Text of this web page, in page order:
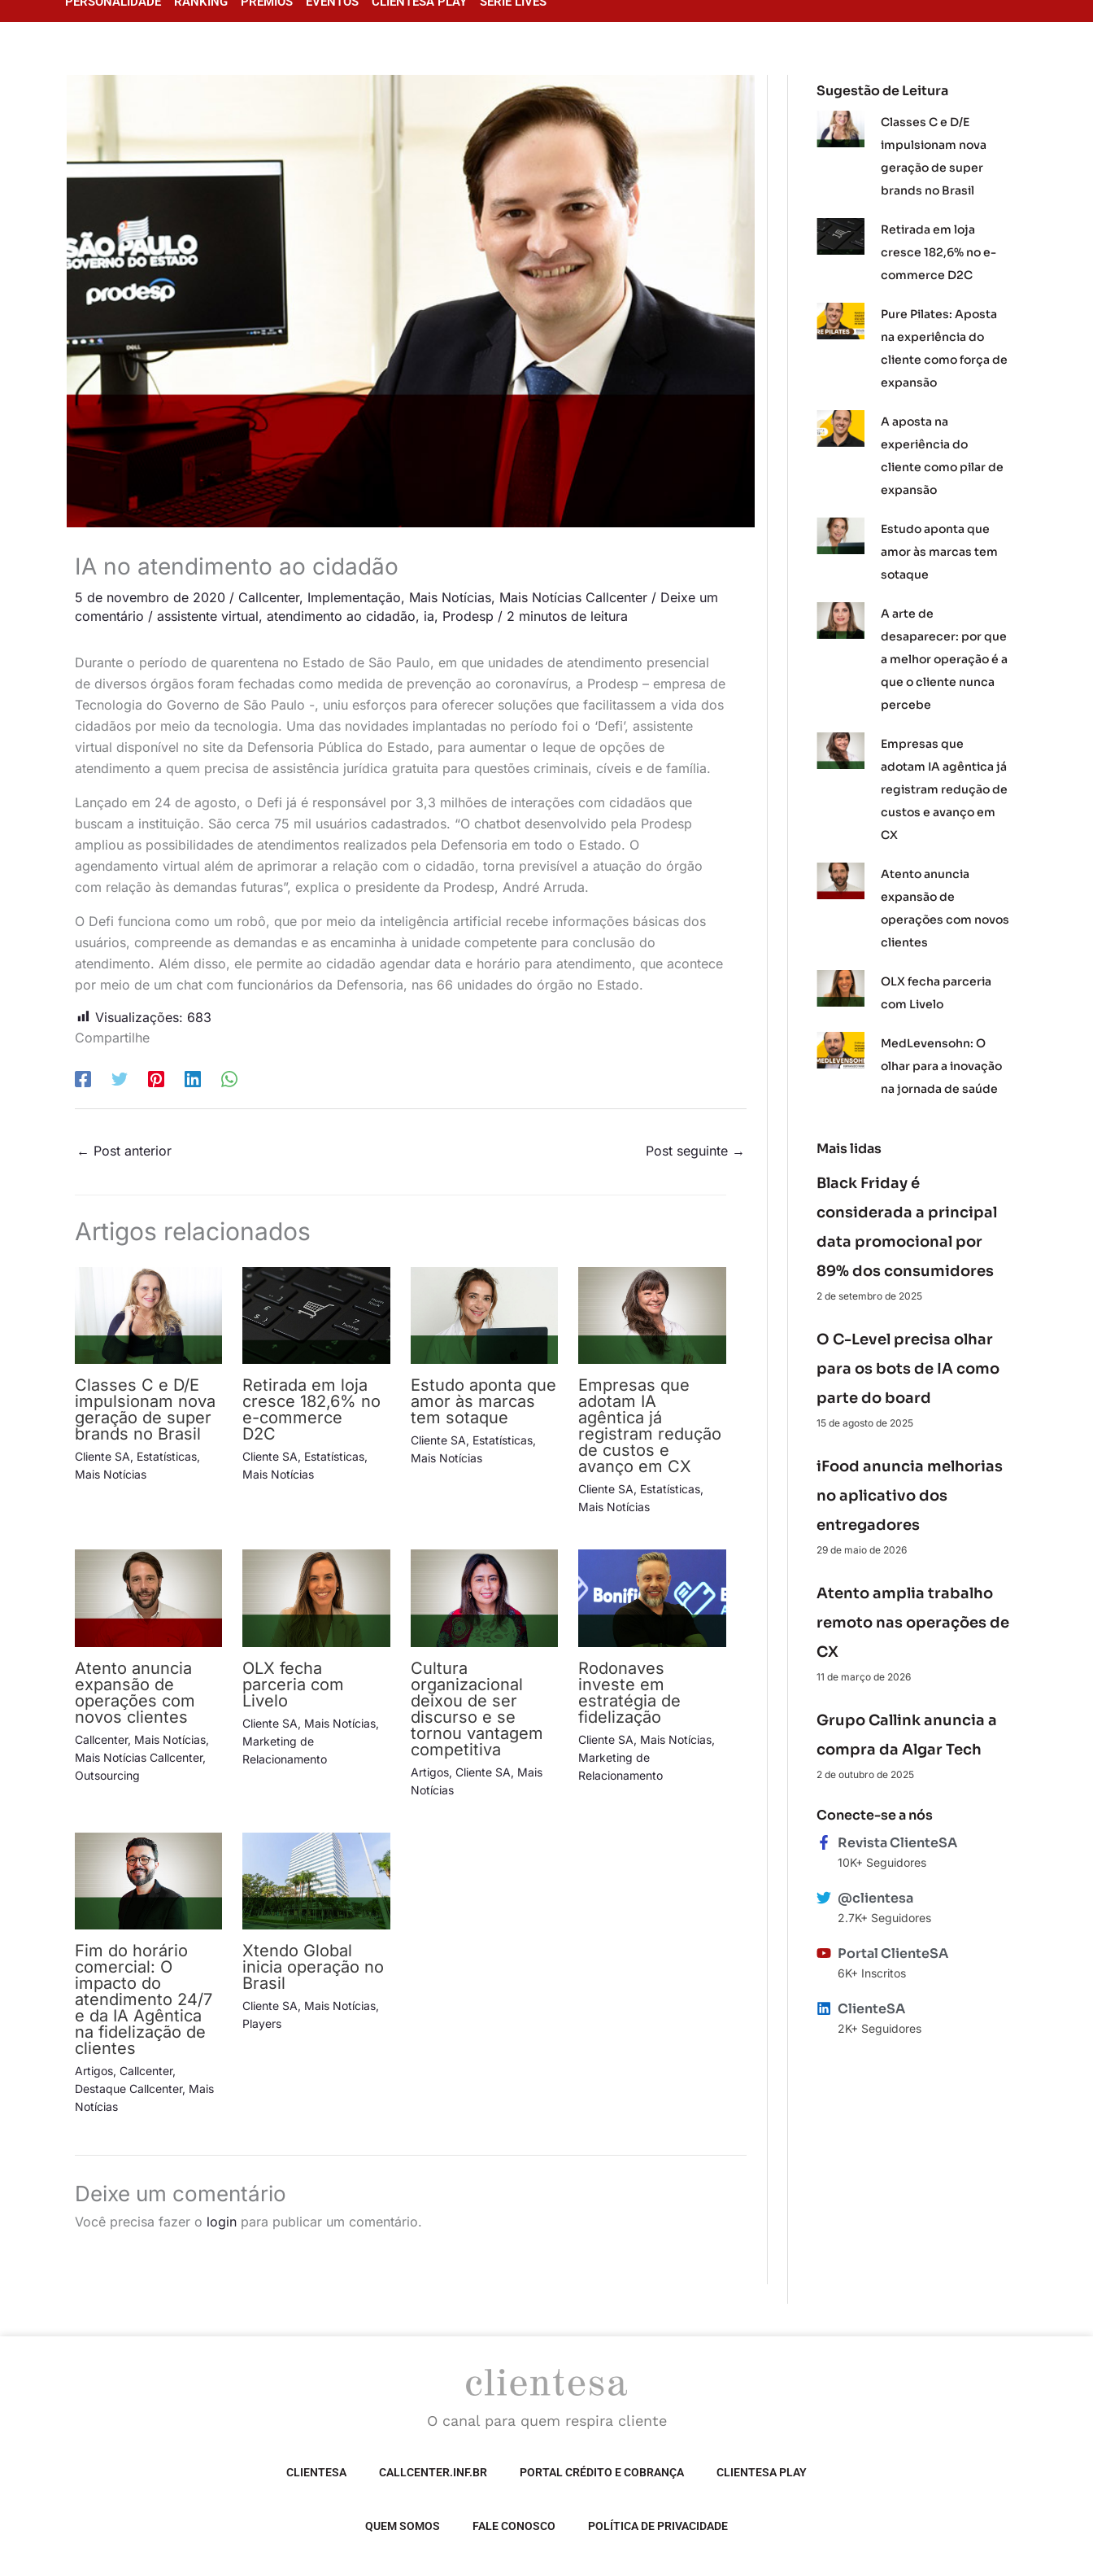
IA no atendimento ao cidadão
5 de novembro de 2020 / Callcenter, Implementação, Mais Notícias, Mais Notícias Callcenter / Deixe um
comentário / assistente virtual, atendimento ao cidadão, ia, Prodesp / 2 minutos de leitura
Durante o período de quarentena no Estado de São Paulo, em que unidades de atendimento presencial
de diversos órgãos foram fechadas como medida de prevenção ao coronavírus, a Prodesp – empresa de
Tecnologia do Governo de São Paulo -, uniu esforços para oferecer soluções que facilitassem a vida dos
cidadãos por meio da tecnologia. Uma das novidades implantadas no período foi o ‘Defi’, assistente
virtual disponível no site da Defensoria Pública do Estado, para aumentar o leque de opções de
atendimento a quem precisa de assistência jurídica gratuita para questões criminais, cíveis e de família.
Lançado em 24 de agosto, o Defi já é responsável por 3,3 milhões de interações com cidadãos que
buscam a instituição. São cerca 75 mil usuários cadastrados. “O chatbot desenvolvido pela Prodesp
ampliou as possibilidades de atendimentos realizados pela Defensoria em todo o Estado. O
agendamento virtual além de aprimorar a relação com o cidadão, torna previsível a atuação do órgão
com relação às demandas futuras”, explica o presidente da Prodesp, André Arruda.
O Defi funciona como um robô, que por meio da inteligência artificial recebe informações básicas dos
usuários, compreende as demandas e as encaminha à unidade competente para conclusão do
atendimento. Além disso, ele permite ao cidadão agendar data e horário para atendimento, que acontece
por meio de um chat com funcionários da Defensoria, nas 66 unidades do órgão no Estado.
Visualizações: 683
Compartilhe
← Post anterior Post seguinte →
Artigos relacionados
Classes C e D/E
impulsionam nova
geração de super
brands no Brasil
Cliente SA, Estatísticas,
Mais Notícias
Retirada em loja
cresce 182,6% no
e-commerce
D2C
Cliente SA, Estatísticas,
Mais Notícias
Estudo aponta que
amor às marcas
tem sotaque
Cliente SA, Estatísticas,
Mais Notícias
Empresas que
adotam IA
agêntica já
registram redução
de custos e
avanço em CX
Cliente SA, Estatísticas,
Mais Notícias
Atento anuncia
expansão de
operações com
novos clientes
Callcenter, Mais Notícias,
Mais Notícias Callcenter,
Outsourcing
OLX fecha
parceria com
Livelo
Cliente SA, Mais Notícias,
Marketing de
Relacionamento
Cultura
organizacional
deixou de ser
discurso e se
tornou vantagem
competitiva
Artigos, Cliente SA, Mais
Notícias
Rodonaves
investe em
estratégia de
fidelização
Cliente SA, Mais Notícias,
Marketing de
Relacionamento
Fim do horário
comercial: O
impacto do
atendimento 24/7
e da IA Agêntica
na fidelização de
clientes
Artigos, Callcenter,
Destaque Callcenter, Mais
Notícias
Xtendo Global
inicia operação no
Brasil
Cliente SA, Mais Notícias,
Players
Deixe um comentário
Você precisa fazer o login para publicar um comentário.
Sugestão de Leitura
Classes C e D/E
impulsionam nova
geração de super
brands no Brasil
Retirada em loja
cresce 182,6% no e-
commerce D2C
Pure Pilates: Aposta
na experiência do
cliente como força de
expansão
A aposta na
experiência do
cliente como pilar de
expansão
Estudo aponta que
amor às marcas tem
sotaque
A arte de
desaparecer: por que
a melhor operação é a
que o cliente nunca
percebe
Empresas que
adotam IA agêntica já
registram redução de
custos e avanço em
CX
Atento anuncia
expansão de
operações com novos
clientes
OLX fecha parceria
com Livelo
MedLevensohn: O
olhar para a inovação
na jornada de saúde
Mais lidas
Black Friday é
considerada a principal
data promocional por
89% dos consumidores
2 de setembro de 2025
O C-Level precisa olhar
para os bots de IA como
parte do board
15 de agosto de 2025
iFood anuncia melhorias
no aplicativo dos
entregadores
29 de maio de 2026
Atento amplia trabalho
remoto nas operações de
CX
11 de março de 2026
Grupo Callink anuncia a
compra da Algar Tech
2 de outubro de 2025
Conecte-se a nós
Revista ClienteSA
10K+ Seguidores
@clientesa
2.7K+ Seguidores
Portal ClienteSA
6K+ Inscritos
ClienteSA
2K+ Seguidores
O canal para quem respira cliente
CLIENTESA CALLCENTER.INF.BR PORTAL CRÉDITO E COBRANÇA CLIENTESA PLAY
QUEM SOMOS FALE CONOSCO POLÍTICA DE PRIVACIDADE